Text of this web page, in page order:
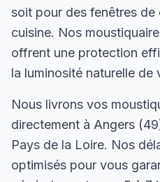
soit pour des fenêtres
cuisine. Nos
offrent une protection
la luminosité naturelle de
Nous livrons vos
directement à Angers
Pays de la Loire. Nos
optimisés pour vous